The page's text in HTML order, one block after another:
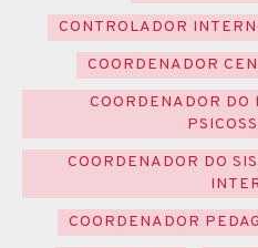
CONTROLADOR
COORDENADOR
COORDENADOR DO
COORDENADOR DO
COORDENADOR